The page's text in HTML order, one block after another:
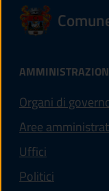
Organi di
Aree
Uffici
Politici